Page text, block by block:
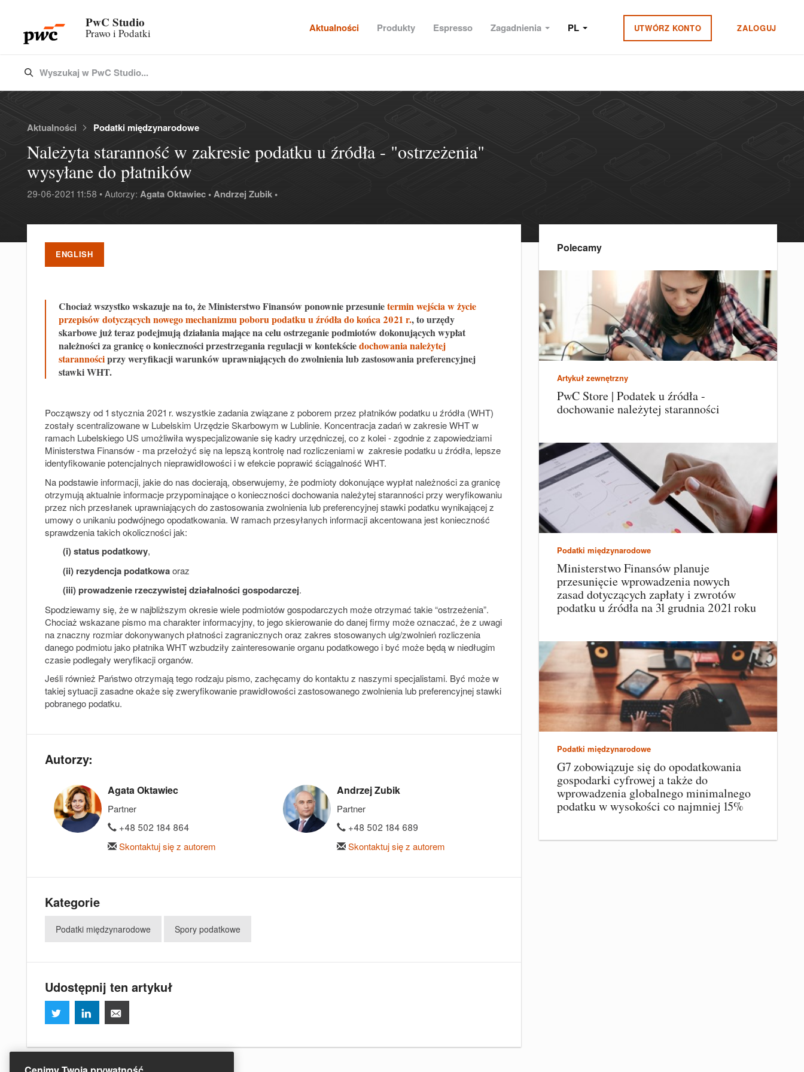
PwC Studio
Prawo i Podatki Aktualności Produkty Espresso Zagadnienia PL UTWÓRZ KONTO ZALOGUJ
Type 3 or more characters for results.
Wyszukaj w PwC Studio...
Aktualności Podatki międzynarodowe
Należyta staranność w zakresie podatku u źródła - "ostrzeżenia"
wysyłane do płatników
29-06-2021 11:58 • Autorzy: Agata Oktawiec •Andrzej Zubik •
ENGLISH
Chociaż wszystko wskazuje na to, że Ministerstwo Finansów ponownie przesunietermin wejścia w życie
przepisów dotyczących nowego mechanizmu poboru podatku u źródła do końca 2021 r., to urzędy
skarbowe już teraz podejmują działania mające na celu ostrzeganie podmiotów dokonujących wypłat
należności za granicę o konieczności przestrzegania regulacji w kontekściedochowania należytej
starannościprzy weryfikacji warunków uprawniających do zwolnienia lub zastosowania preferencyjnej
stawki WHT.
Począwszy od 1 stycznia 2021 r. wszystkie zadania związane z poborem przez płatników podatku u źródła (WHT)
zostały scentralizowane w Lubelskim Urzędzie Skarbowym w Lublinie. Koncentracja zadań w zakresie WHT w
ramach Lubelskiego US umożliwiła wyspecjalizowanie się kadry urzędniczej, co z kolei - zgodnie z zapowiedziami
Ministerstwa Finansów - ma przełożyć się na lepszą kontrolę nad rozliczeniami w zakresie podatku u źródła, lepsze
identyfikowanie potencjalnych nieprawidłowości i w efekcie poprawić ściągalność WHT.
Na podstawie informacji, jakie do nas docierają, obserwujemy, że podmioty dokonujące wypłat należności za granicę
otrzymują aktualnie informacje przypominające o konieczności dochowania należytej staranności przy weryfikowaniu
przez nich przesłanek uprawniających do zastosowania zwolnienia lub preferencyjnej stawki podatku wynikającej z
umowy o unikaniu podwójnego opodatkowania. W ramach przesyłanych informacji akcentowana jest konieczność
sprawdzenia takich okoliczności jak:
(i)status podatkowy,
(ii) rezydencja podatkowaoraz
(iii)prowadzenie rzeczywistej działalności gospodarczej.
Spodziewamy się, że w najbliższym okresie wiele podmiotów gospodarczych może otrzymać takie “ostrzeżenia”.
Chociaż wskazane pismo ma charakter informacyjny, to jego skierowanie do danej firmy może oznaczać, że z uwagi
na znaczny rozmiar dokonywanych płatności zagranicznych oraz zakres stosowanych ulg/zwolnień rozliczenia
danego podmiotu jako płatnika WHT wzbudziły zainteresowanie organu podatkowego i być może będą w niedługim
czasie podlegały weryfikacji organów.
Jeśli również Państwo otrzymają tego rodzaju pismo, zachęcamy do kontaktu z naszymi specjalistami. Być może w
takiej sytuacji zasadne okaże się zweryfikowanie prawidłowości zastosowanego zwolnienia lub preferencyjnej stawki
pobranego podatku.
Autorzy:
Agata Oktawiec
Partner
+48 502 184 864
Skontaktuj się z autorem
Andrzej Zubik
Partner
+48 502 184 689
Skontaktuj się z autorem
Kategorie
Podatki międzynarodowe Spory podatkowe
Udostępnij ten artykuł
Polecamy
Artykuł zewnętrzny
PwC Store | Podatek u źródła -
dochowanie należytej staranności
Podatki międzynarodowe
Ministerstwo Finansów planuje
przesunięcie wprowadzenia nowych
zasad dotyczących zapłaty i zwrotów
podatku u źródła na 31 grudnia 2021 roku
Podatki międzynarodowe
G7 zobowiązuje się do opodatkowania
gospodarki cyfrowej a także do
wprowadzenia globalnego minimalnego
podatku w wysokości co najmniej 15%